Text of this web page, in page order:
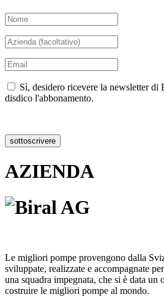
Sì, desidero ricevere la newsletter di
disdico l'abbonamento.
sottoscrivere
AZIENDA
Le migliori pompe provengono dalla
sviluppate, realizzate e accompagnate
una squadra impegnata, che si è data un
costruire le migliori pompe al mondo.